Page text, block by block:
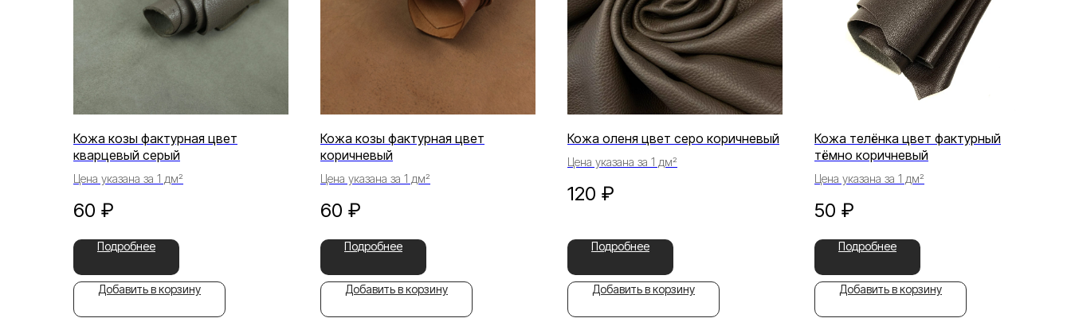
Кожа козы фактурная цвет
кварцевый серый
Цена указана за 1 дм²
60 ₽
Подробнее
Добавить в корзину
Кожа козы фактурная цвет
коричневый
Цена указана за 1 дм²
60 ₽
Подробнее
Добавить в корзину
Кожа оленя цвет серо коричневый
Цена указана за 1 дм²
120 ₽
Подробнее
Добавить в корзину
Кожа телёнка цвет фактурный
тёмно коричневый
Цена указана за 1 дм²
50 ₽
Подробнее
Добавить в корзину